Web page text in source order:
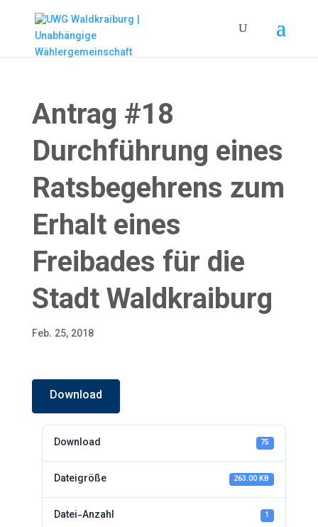
Antrag #18
Durchführung eines
Ratsbegehrens zum
Erhalt eines
Freibades für die
Stadt Waldkraiburg
Feb. 25, 2018
Download
Download 75
Dateigröße 263.00 KB
Datei-Anzahl 1